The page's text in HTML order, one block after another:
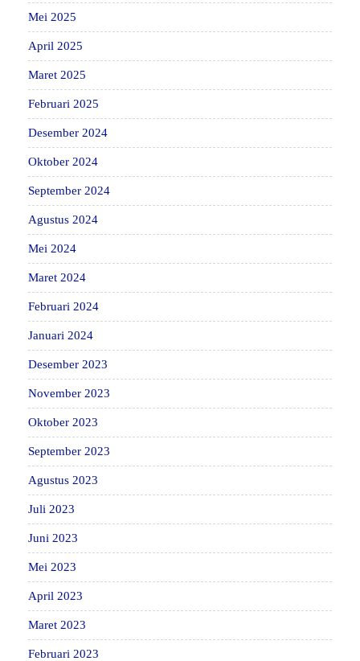
Mei 2025
April 2025
Maret 2025
Februari 2025
Desember 2024
Oktober 2024
September 2024
Agustus 2024
Mei 2024
Maret 2024
Februari 2024
Januari 2024
Desember 2023
November 2023
Oktober 2023
September 2023
Agustus 2023
Juli 2023
Juni 2023
Mei 2023
April 2023
Maret 2023
Februari 2023